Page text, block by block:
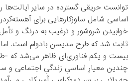
توانست حریقی گسترده در سایر ایالت‌ها
اساسی شامل ساوزکارهایی برای
خوابیدن شروشور و ترغیب به درنگ و
ثابت شد که طرح مدیسن بادوام است. اما
بیست و یکم فناوری‌ای ظاهر می‌شد
چندین معیارِ اساسیِ زندگیِ اجتماعی و